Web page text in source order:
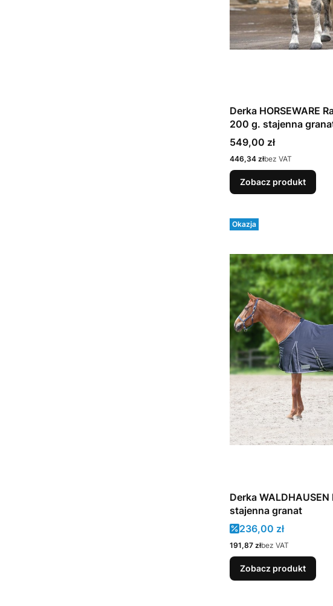
Derka HORSEWARE
200 g. stajenna
Cena
549,00 zł
Cena
446,34 złbez VAT
Zobacz produkt
Okazja
Derka WALDHAUSEN
stajenna granat
Cena promocyjna
236,00 zł
Cena
191,87 złbez VAT
Zobacz produkt